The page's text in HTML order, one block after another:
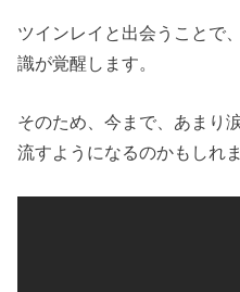
ツインレイと出会うことで
識が覚醒します。
そのため、今まで、あまり
流すようになるのかもしれま